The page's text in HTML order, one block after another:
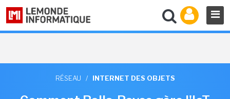
RÉSEAU / INTERNET DES OBJETS